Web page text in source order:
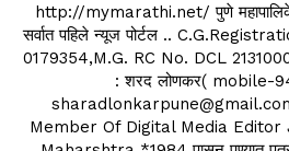
http://mymarathi.net/ पुणे
सर्वात पहिले न्यूज पोर्टल ..
0179354,M.G. RC No. DCL
: शरद लोणकर( mobile-
Member Of Digital Media Editor